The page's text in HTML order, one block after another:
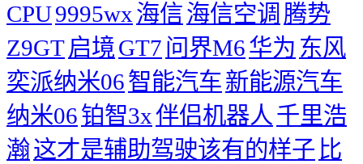
CPU9995wx海信海信空调 腾势
Z9GT启境GT7 问界M6华为 东风
奕派纳米06智能汽车新能源汽车
纳米06铂智3x伴侣机器人 千里浩
瀚这才是辅助驾驶该有的样子 比